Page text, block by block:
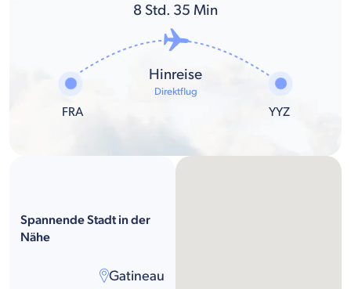
8 Std. 35 Min
FRA
Hinreise
Direktflug
YYZ
Spannende Stadt in der
Nähe
Gatineau